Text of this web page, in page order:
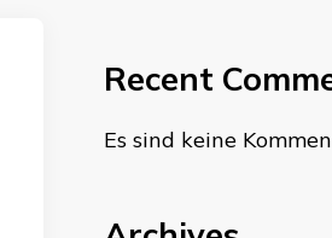
Recent
Es sind keine